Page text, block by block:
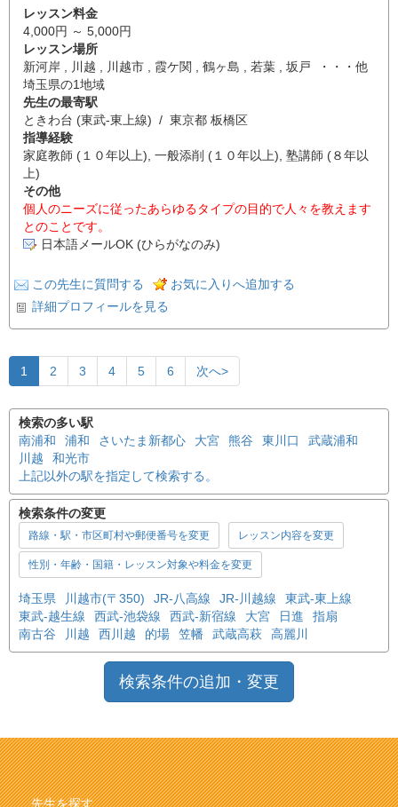
レッスン料金
4,000円 ～ 5,000円
レッスン場所
新河岸 , 川越 , 川越市 , 霞ケ関 , 鶴ヶ島 , 若葉 , 坂戸 ・・・他
埼玉県の1地域
先生の最寄駅
ときわ台 (東武-東上線) / 東京都 板橋区
指導経験
家庭教師 (１０年以上), 一般添削 (１０年以上), 塾講師 (８年以
上)
その他
個人のニーズに従ったあらゆるタイプの目的で人々を教えます
とのことです。
日本語メールOK (ひらがなのみ)
この先生に質問する
お気に入りへ追加する
詳細プロフィールを見る
1 2 3 4 5 6 次へ>
検索の多い駅
南浦和
浦和 さいたま新都心 大宮 熊谷 東川口
武蔵浦和
川越
和光市
上記以外の駅を指定して検索する。
検索条件の変更
路線・駅・市区町村や郵便番号を変更 レッスン内容を変更
性別・年齢・国籍・レッスン対象や料金を変更
埼玉県 川越市(〒350) JR-八高線 JR-川越線
東武-東上線
東武-越生線
西武-池袋線 西武-新宿線 大宮 日進
指扇
南古谷
川越 西川越 的場 笠幡 武蔵高萩 高麗川
検索条件の追加・変更
先生を探す